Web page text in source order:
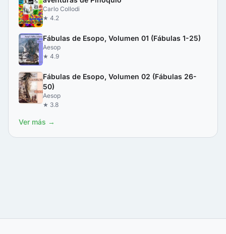
Carlo Collodi
★ 4.2
Fábulas de Esopo, Volumen 01 (Fábulas 1-25)
Aesop
★ 4.9
Fábulas de Esopo, Volumen 02 (Fábulas 26-
50)
Aesop
★ 3.8
Ver más →